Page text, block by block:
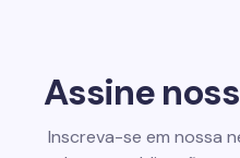
Assine
Inscreva-se em nossa